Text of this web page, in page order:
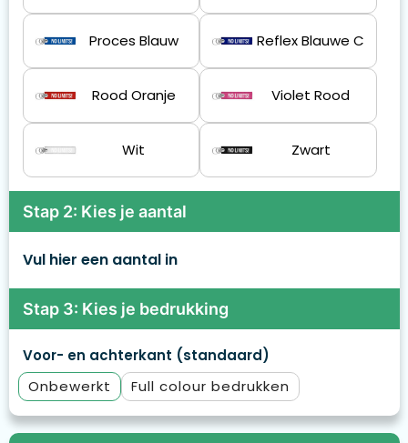
Proces Blauw Reflex Blauwe C
Rood Oranje Violet Rood
Wit Zwart
Stap 2: Kies je aantal
Vul hier een aantal in
Stap 3: Kies je bedrukking
Voor- en achterkant (standaard)
Onbewerkt
Full colour